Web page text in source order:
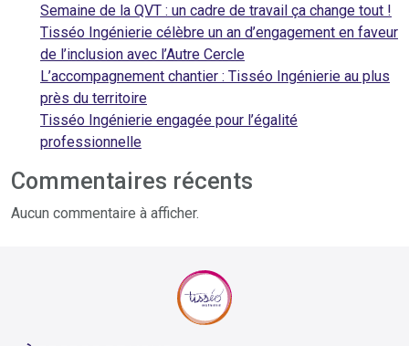
Semaine de la QVT : un cadre de travail ça change tout !
Tisséo Ingénierie célèbre un an d’engagement en faveur
de l’inclusion avec l’Autre Cercle
L’accompagnement chantier : Tisséo Ingénierie au plus
près du territoire
Tisséo Ingénierie engagée pour l’égalité
professionnelle
Commentaires récents
Aucun commentaire à afficher.